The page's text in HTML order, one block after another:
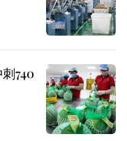
740